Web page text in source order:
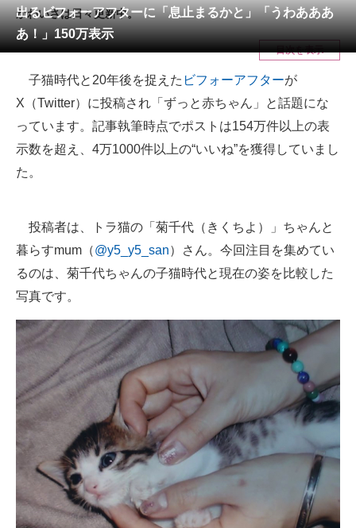
メディア
注目記事を集めた総合ページ
ITの今と未来を見通す
スマホと通信の最新トレンド
進化するPCとデバイスの未来
ビジネスと働き方のヒント
企業ITのトレンドを詳説
経営リーダーのコミュニティ
マーケ×ITの今がよく分かる
ITエンジニア向け専門サイト
企業向けIT製品の総合サイト
IT製品の技術・比較・事例
製造業のIT導入・活用を支援
出るビフォーアフターに「息止まるかと」「うわあああ
あ！」150万表示
かわいさは日々更新中。
目次を表示
子猫時代と20年後を捉えた ビフォーアフターが
X（Twitter）に投稿され「ずっと赤ちゃん」と話題にな
っています。記事執筆時点でポストは154万件以上の表
示数を超え、4万1000件以上の“いいね”を獲得していまし
た。
投稿者は、トラ猫の「菊千代（きくちよ）」ちゃんと
暮らすmum（@y5_y5_san）さん。今回注目を集めてい
るのは、菊千代ちゃんの子猫時代と現在の姿を比較した
写真です。